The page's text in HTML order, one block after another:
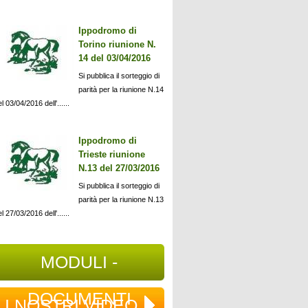
Ippodromo di
Torino riunione N.
14 del 03/04/2016
Si pubblica il sorteggio di
parità per la riunione N.14
03/04/2016 dell'......
Ippodromo di
Trieste riunione
N.13 del 27/03/2016
Si pubblica il sorteggio di
parità per la riunione N.13
27/03/2016 dell'......
MODULI -
DOCUMENTI